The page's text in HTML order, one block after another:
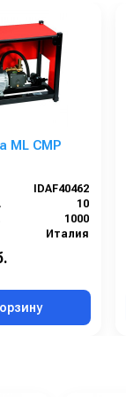
IDAF40462
10
1000
Италия
(бар):